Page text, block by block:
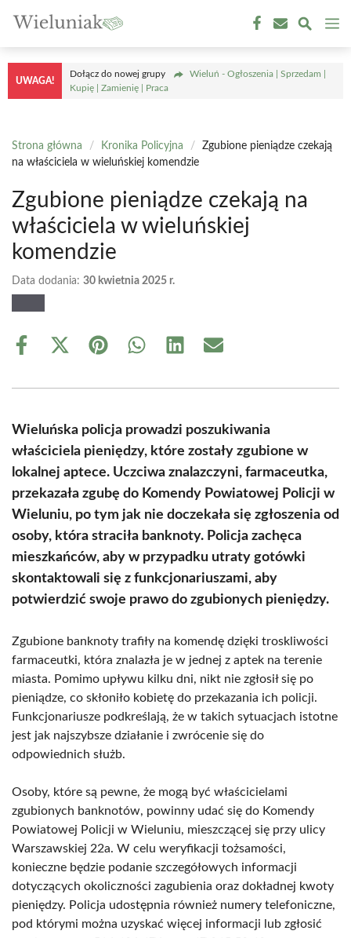
treści
UWAGA!
Dołącz do nowej grupy
Wieluń - Ogłoszenia | Sprzedam |
Kupię | Zamienię | Praca
Strona główna / Kronika Policyjna /
Zgubione pieniądze czekają
na właściciela w wieluńskiej komendzie
Zgubione pieniądze czekają na
właściciela w wieluńskiej
komendzie
Data dodania: 30 kwietnia 2025 r.
Share
Share
(Twitter)
Share Share Share Share
Wieluńska policja prowadzi poszukiwania
właściciela pieniędzy, które zostały zgubione w
lokalnej aptece. Uczciwa znalazczyni, farmaceutka,
przekazała zgubę do Komendy Powiatowej Policji w
Wieluniu, po tym jak nie doczekała się zgłoszenia od
osoby, która straciła banknoty. Policja zachęca
mieszkańców, aby w przypadku utraty gotówki
skontaktowali się z funkcjonariuszami, aby
potwierdzić swoje prawo do zgubionych pieniędzy.
Zgubione banknoty trafiły na komendę dzięki troskliwości
farmaceutki, która znalazła je w jednej z aptek na terenie
miasta. Pomimo upływu kilku dni, nikt nie zgłosił się po
pieniądze, co skłoniło kobietę do przekazania ich policji.
Funkcjonariusze podkreślają, że w takich sytuacjach istotne
jest jak najszybsze działanie i zwrócenie się do
odpowiednich służb.
Osoby, które są pewne, że mogą być właścicielami
zgubionych banknotów, powinny udać się do Komendy
Powiatowej Policji w Wieluniu, mieszczącej się przy ulicy
Warszawskiej 22a. W celu weryfikacji tożsamości,
konieczne będzie podanie szczegółowych informacji
dotyczących okoliczności zagubienia oraz dokładnej kwoty
pieniędzy. Policja udostępnia również numery telefoniczne,
pod którymi można uzyskać więcej informacji lub zgłosić